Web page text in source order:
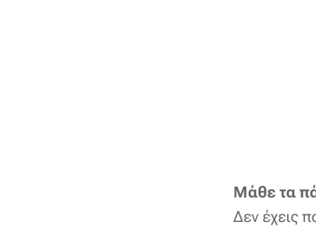
Μάθε τα
Δεν έχεις